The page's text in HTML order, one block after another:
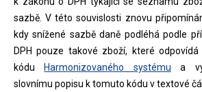
sazbě. V této souvislosti znovu
kdy snížené sazbě daně podléhá podle
DPH pouze takové zboží, které odpovídá
kódu Harmonizovaného systému a
slovnímu popisu k tomuto kódu v textové